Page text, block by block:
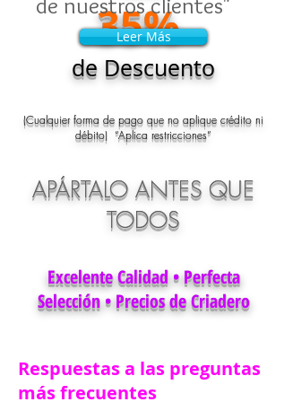
35%
de Descuento
(Cualquier forma de pago que no aplique crédito ni
débito) “Aplica restricciones”
APÁRTALO ANTES QUE
TODOS
Excelente Calidad • Perfecta
Selección • Precios de Criadero
Respuestas a las preguntas
más frecuentes
Leer Más
Leer Más